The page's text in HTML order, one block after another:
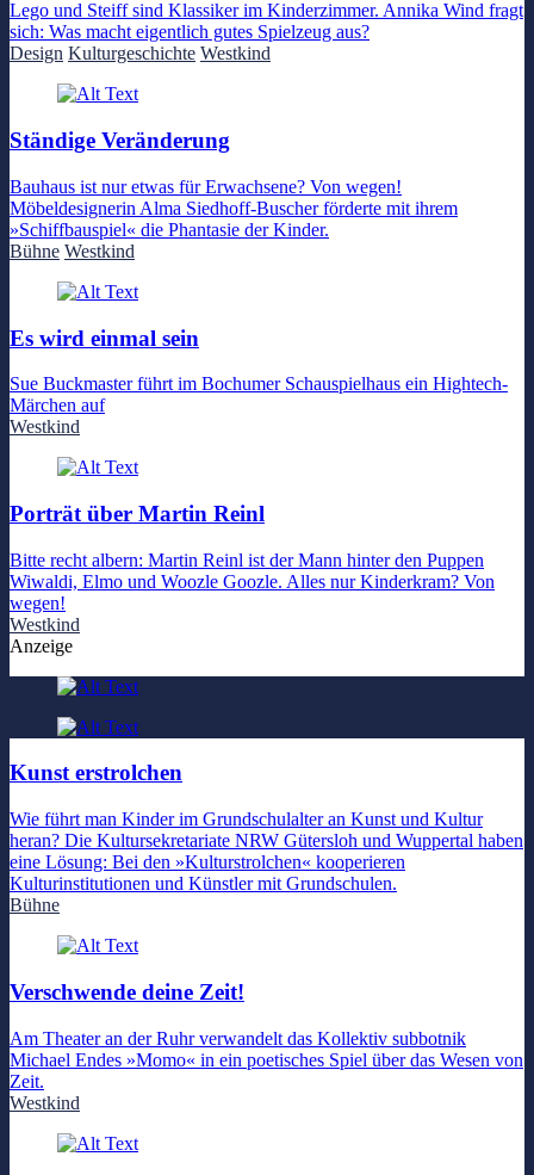
Lego und Steiff sind Klassiker im Kinderzimmer. Annika Wind fragt
sich: Was macht eigentlich gutes Spielzeug aus?
Design Kulturgeschichte Westkind
Ständige Veränderung
Bauhaus ist nur etwas für Erwachsene? Von wegen!
Möbeldesignerin Alma Siedhoff-Buscher förderte mit ihrem
»Schiffbauspiel« die Phantasie der Kinder.
Bühne Westkind
Es wird einmal sein
Sue Buckmaster führt im Bochumer Schauspielhaus ein Hightech-
Märchen auf
Westkind
Porträt über Martin Reinl
Bitte recht albern: Martin Reinl ist der Mann hinter den Puppen
Wiwaldi, Elmo und Woozle Goozle. Alles nur Kinderkram? Von
wegen!
Westkind
Anzeige
Kunst erstrolchen
Wie führt man Kinder im Grundschulalter an Kunst und Kultur
heran? Die Kultursekretariate NRW Gütersloh und Wuppertal haben
eine Lösung: Bei den »Kulturstrolchen« kooperieren
Kulturinstitutionen und Künstler mit Grundschulen.
Bühne
Verschwende deine Zeit!
Am Theater an der Ruhr verwandelt das Kollektiv subbotnik
Michael Endes »Momo« in ein poetisches Spiel über das Wesen von
Zeit.
Westkind